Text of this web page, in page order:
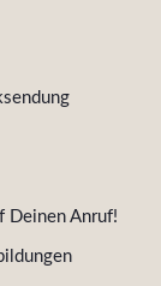
Deinen Anruf!